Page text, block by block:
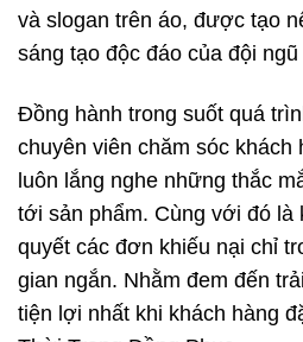
và slogan trên áo, được tạo
sáng tạo độc đáo của đội
Đồng hành trong suốt quá
chuyên viên chăm sóc khách
luôn lắng nghe những thắc
tới sản phẩm. Cùng với đó là
quyết các đơn khiếu nại chỉ
gian ngắn. Nhằm đem đến
tiện lợi nhất khi khách hàng